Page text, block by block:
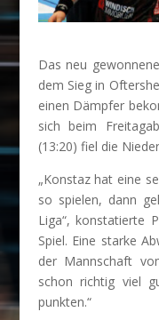
Das neu
dem Sieg in
einen Dämpfer
sich beim
(13:20) fiel die
„Konstaz hat eine
so spielen, dann
Liga“, konstatierte
Spiel. Eine starke
der Mannschaft
schon richtig viel
punkten.“